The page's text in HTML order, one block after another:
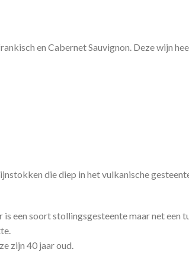
en Cabernet Sauvignon. Deze wijn
die diep in het vulkanische
een soort stollingsgesteente maar net een
zijn 40 jaar oud.